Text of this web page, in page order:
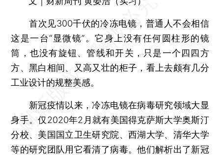
首次见300千伏的冷冻电镜，普通人不会相信
这是一台“显微镜”。它身上没有任何圆柱形的镜
筒，也没有旋钮、管线和开关，只是一个四四方
方、黑白相间、又高又壮的柜子，看上去颇有几分
工业设计的规整美感。
新冠疫情以来，冷冻电镜在病毒研究领域大显
身手。仅2020年2月就有美国得克萨斯大学奥斯汀
分校、美国国立卫生研究院、西湖大学、清华大学
等的研究团队用它看清了病毒。他们解析出了新冠